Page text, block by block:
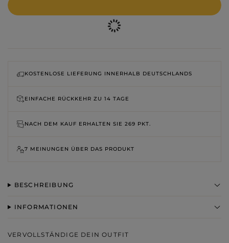
KOSTENLOSE LIEFERUNG INNERHALB DEUTSCHLANDS
EINFACHE RÜCKKEHR ZU 14 TAGE
NACH DEM KAUF ERHALTEN SIE 269 PKT.
7 MEINUNGEN ÜBER DAS PRODUKT
BESCHREIBUNG
INFORMATIONEN
VERVOLLSTÄNDIGE DEIN OUTFIT